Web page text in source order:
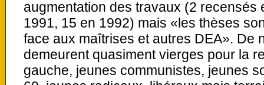
augmentation des travaux (2 recensés
1991, 15 en 1992) mais «les thèses
face aux maîtrises et autres DEA». De
demeurent quasiment vierges pour la
gauche, jeunes communistes, jeunes